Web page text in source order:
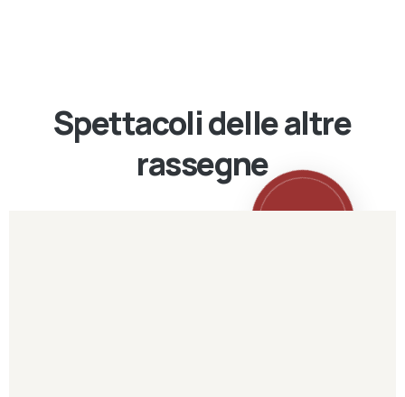
Spettacoli delle altre
rassegne